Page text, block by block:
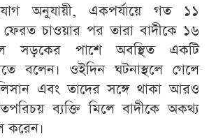
অনুযায়ী, একপর্যায়ে গত ১১
ফেরত চাওয়ার পর তারা বাদীকে ১৬
সড়কের পাশে অবস্থিত একটি
বলেন। ওইদিন ঘটনাস্থলে গেলে
এবং তাদের সঙ্গে থাকা আরও
ব্যক্তি মিলে বাদীকে অকথ্য
করেন।